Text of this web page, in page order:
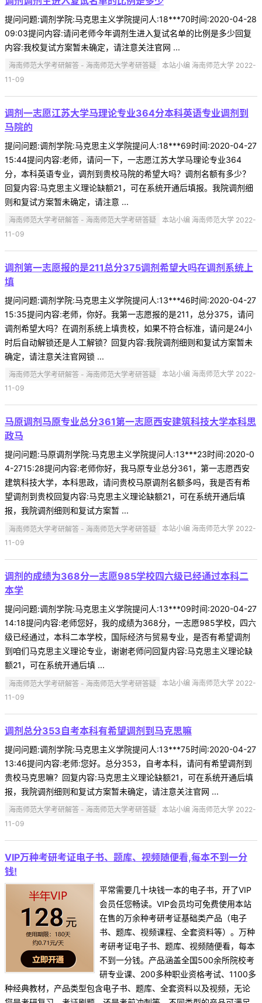
提问问题:调剂学院:马克思主义学院提问人:18***70时间:2020-04-28
09:03提问内容:请问老师今年调剂生进入复试名单的比例是多少回复
内容:我校复试方案暂未确定，请注意关注官网 ...
海南师范大学考研解答 - 海南师范大学考研答疑
本站小编 海南师范大学 2022-
11-09
调剂一志愿江苏大学马理论专业364分本科英语专业调剂到
马院的
提问问题:调剂学院:马克思主义学院提问人:18***69时间:2020-04-27
15:44提问内容:老师，请问一下，一志愿江苏大学马理论专业364
分，本科英语专业，调剂到贵校马院的希望大吗？调剂名额有多少？
回复内容:马克思主义理论缺额21，可在系统开通后填报。我院调剂细
则和复试方案暂未确定，请注意 ...
海南师范大学考研解答 - 海南师范大学考研答疑
本站小编 海南师范大学 2022-
11-09
调剂第一志愿报的是211总分375调剂希望大吗在调剂系统上
填
提问问题:调剂学院:马克思主义学院提问人:13***46时间:2020-04-27
15:35提问内容:老师，你好。我第一志愿报的是211，总分375，请问
调剂希望大吗？在调剂系统上填贵校，如果不符合标准，请问是24小
时后自动解锁还是人工解锁？回复内容:我院调剂细则和复试方案暂未
确定，请注意关注官网锁 ...
海南师范大学考研解答 - 海南师范大学考研答疑
本站小编 海南师范大学 2022-
11-09
马原调剂马原专业总分361第一志愿西安建筑科技大学本科思
政马
提问问题:马原调剂学院:马克思主义学院提问人:13***23时间:2020-0
4-2715:28提问内容:老师你好，我马原专业总分361，第一志愿西安
建筑科技大学，本科思政，请问贵校马原调剂名额多吗，我是否有希
望调剂到贵校回复内容:马克思主义理论缺额21，可在系统开通后填
报，我院调剂细则和复试方案暂 ...
海南师范大学考研解答 - 海南师范大学考研答疑
本站小编 海南师范大学 2022-
11-09
调剂的成绩为368分一志愿985学校四六级已经通过本科二
本学
提问问题:调剂学院:马克思主义学院提问人:13***09时间:2020-04-27
14:18提问内容:老师您好，我的成绩为368分，一志愿985学校，四六
级已经通过，本科二本学校，国际经济与贸易专业，是否有希望调剂
到咱们马克思主义理论专业，谢谢老师问回复内容:马克思主义理论缺
额21，可在系统开通后填 ...
海南师范大学考研解答 - 海南师范大学考研答疑
本站小编 海南师范大学 2022-
11-09
调剂总分353自考本科有希望调剂到马克思嘛
提问问题:调剂学院:马克思主义学院提问人:13***75时间:2020-04-27
13:46提问内容:老师:您好。总分353，自考本科，请问有希望调剂到
贵校马克思嘛？回复内容:马克思主义理论缺额21，可在系统开通后填
报，我院调剂细则和复试方案暂未确定，请注意关注官网 ...
海南师范大学考研解答 - 海南师范大学考研答疑
本站小编 海南师范大学 2022-
11-09
VIP万种考研考证电子书、题库、视频随便看,每本不到一分
钱!
平常需要几十块钱一本的电子书，开了VIP
会员任您畅读。VIP会员均可免费使用本站
在售的万余种考研考证基础类产品（电子
书、题库、视频课程、全套资料等）。万种
考研考证电子书、题库、视频随便看，每本
不到一分钱。产品涵盖全国500余所院校考
研专业课、200多种职业资格考试、1100多
种经典教材，产品类型包含电子书、题库、全套资料以及视频，无论